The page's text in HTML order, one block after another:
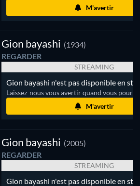
M'avertir
Gion bayashi (1934)
REGARDER
STREAMING
Gion bayashi n'est pas disponible en
Laissez-nous vous avertir quand vous
M'avertir
Gion bayashi (2005)
REGARDER
STREAMING
Gion bayashi n'est pas disponible en